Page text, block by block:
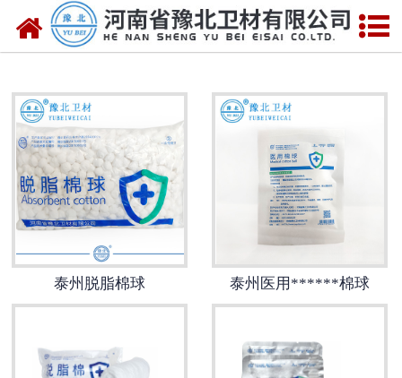
网站首页
泰州医用纱布
泰州无纺布
泰州医用棉签
泰州显影纱布
泰州医用口罩帽
泰州医用包类
泰州脱脂棉球 泰州医用******棉球